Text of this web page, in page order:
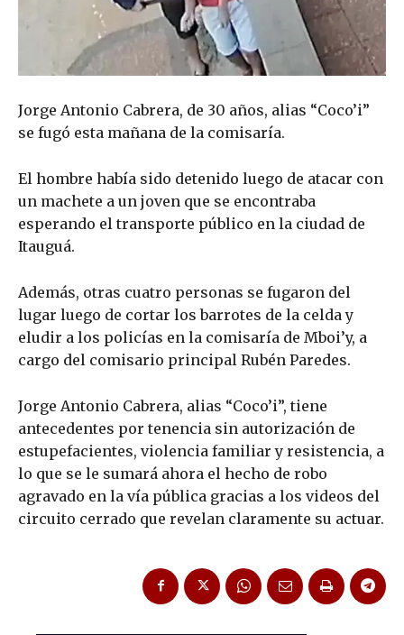
Jorge Antonio Cabrera, de 30 años, alias “Coco’i”
se fugó esta mañana de la comisaría.
El hombre había sido detenido luego de atacar con
un machete a un joven que se encontraba
esperando el transporte público en la ciudad de
Itauguá.
Además, otras cuatro personas se fugaron del
lugar luego de cortar los barrotes de la celda y
eludir a los policías en la comisaría de Mboi’y, a
cargo del comisario principal Rubén Paredes.
Jorge Antonio Cabrera, alias “Coco’i”, tiene
antecedentes por tenencia sin autorización de
estupefacientes, violencia familiar y resistencia, a
lo que se le sumará ahora el hecho de robo
agravado en la vía pública gracias a los videos del
circuito cerrado que revelan claramente su actuar.